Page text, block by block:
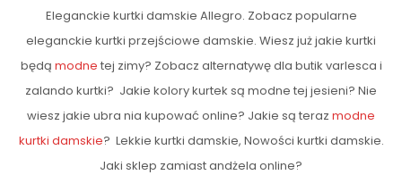
Eleganckie kurtki damskie Allegro. Zobacz popularne
eleganckie kurtki przejściowe damskie. Wiesz już jakie kurtki
będą modne tej zimy? Zobacz alternatywę dla butik varlesca i
zalando kurtki? Jakie kolory kurtek są modne tej jesieni? Nie
wiesz jakie ubra nia kupować online? Jakie są teraz modne
kurtki damskie? Lekkie kurtki damskie, Nowości kurtki damskie.
Jaki sklep zamiast andżela online?